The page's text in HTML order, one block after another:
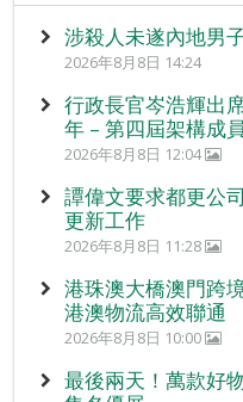
涉殺人未遂內地男
2026年8月8日 14:24
行政長官岑浩輝出
年 – 第四屆架構成
2026年8月8日 12:04
譚偉文要求都更公
更新工作
2026年8月8日 11:28
港珠澳大橋澳門跨
港澳物流高效聯通
2026年8月8日 10:00
最後兩天！萬款好